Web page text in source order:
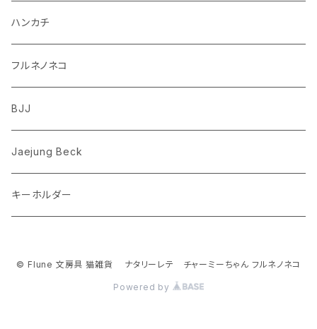
ポメラニアン
コーギー
リス
クマ
ゾウ
トリ
ちいかわ
ミッフィー
Richard Scarry (リチャード・スキャリー)
おぱんちゅうさぎ/んぽちゃむ
ハンカチ
フルネノネコ
BJJ
Jaejung Beck
キーホルダー
© Flune 文房具 猫雑貨 ナタリーレテ チャーミーちゃん フルネノネコ
Powered by